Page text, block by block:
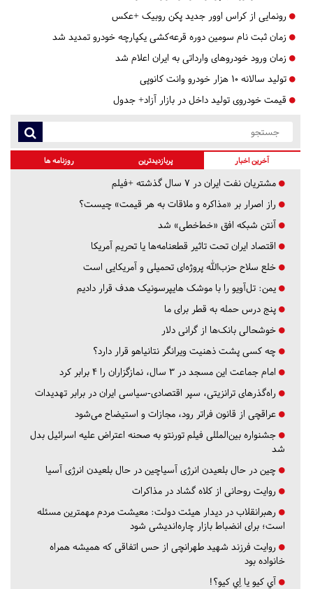
رونمایی از کراس اوور جدید پکن روبیک +عکس
زمان ثبت نام سومین دوره قرعه‌کشی یکپارچه خودرو تمدید شد
زمان ورود خودروهای وارداتی به ایران اعلام شد
تولید سالانه ۱۰ هزار خودرو وانت کانوپی
قیمت خودروی تولید داخل در بازار آزاد+ جدول
آخرین اخبار پربازدیدترین روزنامه ها
مشتریان نفت ایران در ۷ سال گذشته +فیلم
راز اصرار بر «مذاکره و ملاقات به هر قیمت» چیست؟
آنتن شبکه افق «خط‌خطی» شد
اقتصاد ایران تحت تاثیر قطعنامه‌ها یا تحریم‌ آمریکا
خلع سلاح حزب‌الله پروژه‌ای تحمیلی و آمریکایی است
یمن: تل‌آویو را با موشک هایپرسونیک هدف قرار دادیم
پنج درس‌ حمله به قطر برای ما
خوشحالی بانک‌ها از گرانی دلار
چه کسی پشت ذهنیت ویرانگر نتانیاهو قرار دارد؟
امام جماعت این مسجد در ۳ سال، نمازگزاران را ۴ برابر کرد
راه‌گذرهای ترانزیتی، سپر اقتصادی-سیاسی ایران در برابر تهدیدات
عراقچی از قانون فراتر رود، مجازات و استیضاح می‌شود
جشنواره بین‌المللی فیلم تورنتو به صحنه اعتراض علیه اسرائیل بدل
شد
چین در حال بلعیدن انرژی آسیاچین در حال بلعیدن انرژی آسیا
روایت روحانی از کلاه گشاد در مذاکرات
رهبرانقلاب در دیدار هیئت دولت: معیشت مردم مهمترین مسئله
است؛ برای انضباط بازار چاره‌اندیشی شود
روایت فرزند شهید طهرانچی از حس اتفاقی که همیشه همراه
خانواده بود
آي كيو يا اِي كيو؟!